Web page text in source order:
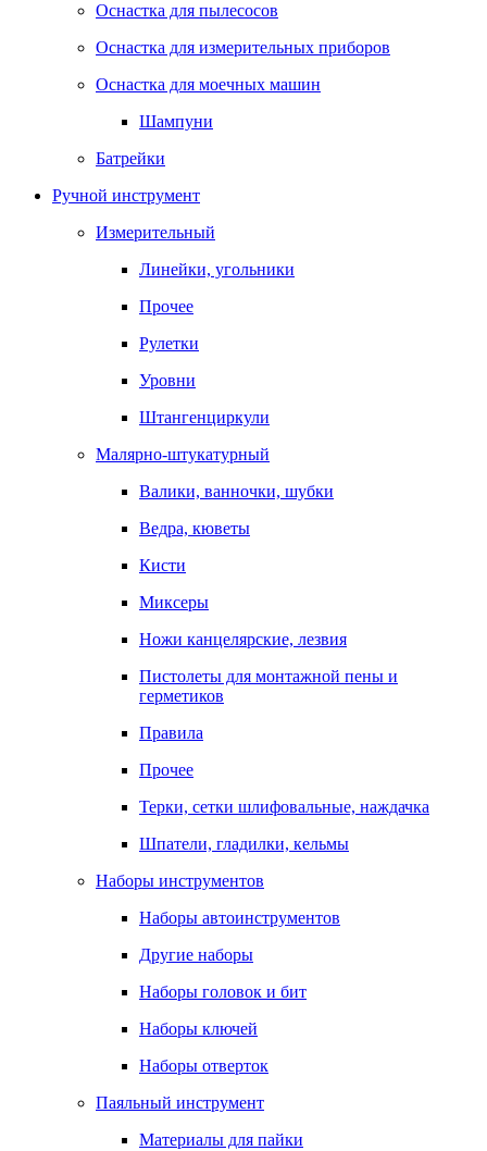
Оснастка для пылесосов
Оснастка для измерительных приборов
Оснастка для моечных машин
Шампуни
Батрейки
Ручной инструмент
Измерительный
Линейки, угольники
Прочее
Рулетки
Уровни
Штангенциркули
Малярно-штукатурный
Валики, ванночки, шубки
Ведра, кюветы
Кисти
Миксеры
Ножи канцелярские, лезвия
Пистолеты для монтажной пены и
герметиков
Правила
Прочее
Терки, сетки шлифовальные, наждачка
Шпатели, гладилки, кельмы
Наборы инструментов
Наборы автоинструментов
Другие наборы
Наборы головок и бит
Наборы ключей
Наборы отверток
Паяльный инструмент
Материалы для пайки